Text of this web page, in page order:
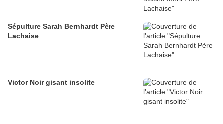
Sépulture Sarah Bernhardt Père
Lachaise
Victor Noir gisant insolite